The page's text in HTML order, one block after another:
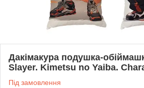
Дакімакура подушка-
Slayer. Kimetsu no Yaiba.
Під замовлення